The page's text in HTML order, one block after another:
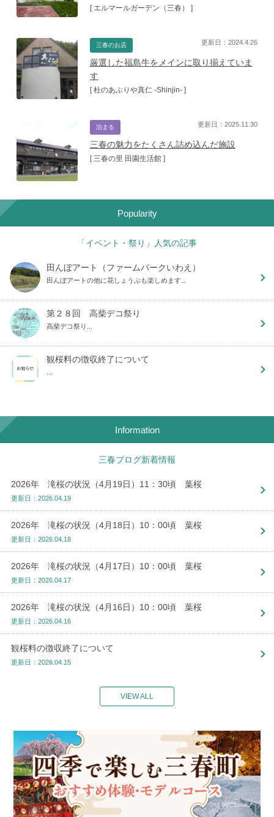
[ エルマールガーデン（三春） ]
三春のお店
厳選した福島牛をメインに取り揃えていま
す
[ 杜のあぶりや真仁 -Shinjin- ]
更新日：2024.4.26
泊まる
三春の魅力をたくさん詰め込んだ施設
[ 三春の里 田園生活館 ]
更新日：2025.11.30
Popularity
「イベント・祭り」人気の記事
田んぼアート（ファームパークいわえ）
田んぼアートの他に花しょうぶも楽しめます...
第２８回 高柴デコ祭り
高柴デコ祭り...
観桜料の徴収終了について
Information
三春ブログ新着情報
2026年 滝桜の状況（4月19日）11：30頃 葉桜
更新日：2026.04.19
2026年 滝桜の状況（4月18日）10：00頃 葉桜
更新日：2026.04.18
2026年 滝桜の状況（4月17日）10：00頃 葉桜
更新日：2026.04.17
2026年 滝桜の状況（4月16日）10：00頃 葉桜
更新日：2026.04.16
観桜料の徴収終了について
更新日：2026.04.15
VIEW ALL